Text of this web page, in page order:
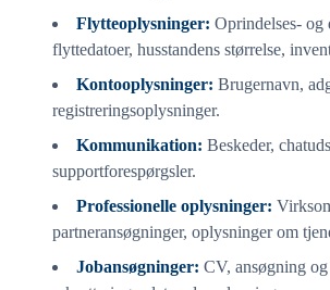
Flytteoplysninger: Oprindelses- og
flyttedatoer, husstandens størrelse,
Kontooplysninger: Brugernavn,
registreringsoplysninger.
Kommunikation: Beskeder,
supportforespørgsler.
Professionelle oplysninger:
partneransøgninger, oplysninger om
Jobansøgninger: CV, ansøgning